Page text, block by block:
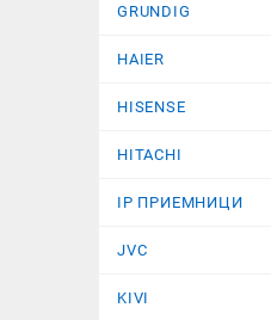
GRUNDIG
HAIER
HISENSE
HITACHI
IP ПРИЕМНИЦИ
JVC
KIVI